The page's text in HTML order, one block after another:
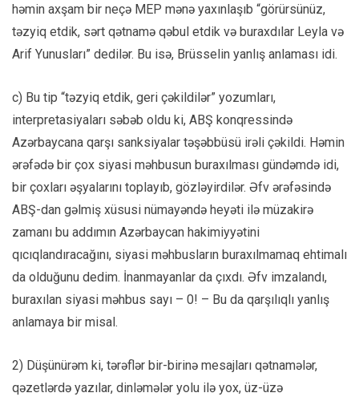
həmin axşam bir neçə MEP mənə yaxınlaşıb “görürsünüz,
təzyiq etdik, sərt qətnamə qəbul etdik və buraxdılar Leyla və
Arif Yunusları” dedilər. Bu isə, Brüsselin yanlış anlaması idi.
c) Bu tip “təzyiq etdik, geri çəkildilər” yozumları,
interpretasiyaları səbəb oldu ki, ABŞ konqressində
Azərbaycana qarşı sanksiyalar təşəbbüsü irəli çəkildi. Həmin
ərəfədə bir çox siyasi məhbusun buraxılması gündəmdə idi,
bir çoxları əşyalarını toplayıb, gözləyirdilər. Əfv ərəfəsində
ABŞ-dan gəlmiş xüsusi nümayəndə heyəti ilə müzakirə
zamanı bu addımın Azərbaycan hakimiyyətini
qıcıqlandıracağını, siyasi məhbusların buraxılmamaq ehtimalı
da olduğunu dedim. İnanmayanlar da çıxdı. Əfv imzalandı,
buraxılan siyasi məhbus sayı – 0! – Bu da qarşılıqlı yanlış
anlamaya bir misal.
2) Düşünürəm ki, tərəflər bir-birinə mesajları qətnamələr,
qəzetlərdə yazılar, dinləmələr yolu ilə yox, üz-üzə